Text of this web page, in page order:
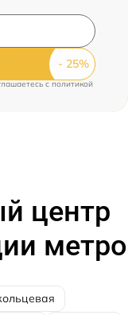
c политикой
центр
метро